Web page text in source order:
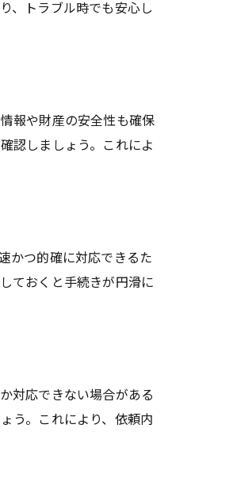
、トラブル時でも安心し
報や財産の安全性も確保
認しましょう。これによ
かつ的確に対応できるた
ておくと手続きが円滑に
対応できない場合がある
う。これにより、依頼内